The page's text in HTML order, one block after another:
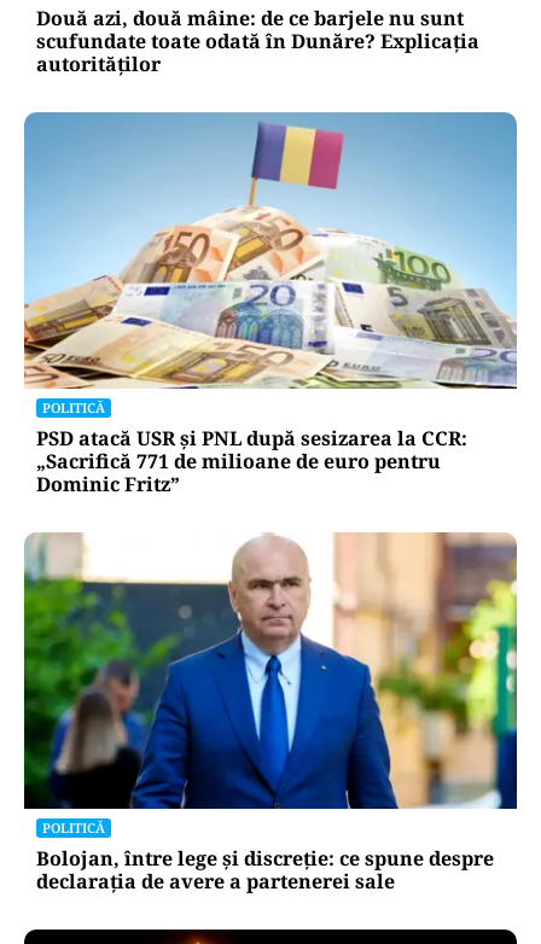
Două azi, două mâine: de ce barjele nu sunt
scufundate toate odată în Dunăre? Explicația
autorităților
POLITICĂ
PSD atacă USR și PNL după sesizarea la CCR:
„Sacrifică 771 de milioane de euro pentru
Dominic Fritz”
POLITICĂ
Bolojan, între lege și discreție: ce spune despre
declarația de avere a partenerei sale